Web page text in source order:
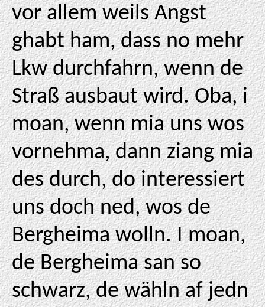
vor allem weils Angst
ghabt ham, dass no mehr
Lkw durchfahrn, wenn de
Straß ausbaut wird. Oba, i
moan, wenn mia uns wos
vornehma, dann ziang mia
des durch, do interessiert
uns doch ned, wos de
Bergheima wolln. I moan,
de Bergheima san so
schwarz, de wähln af jedn